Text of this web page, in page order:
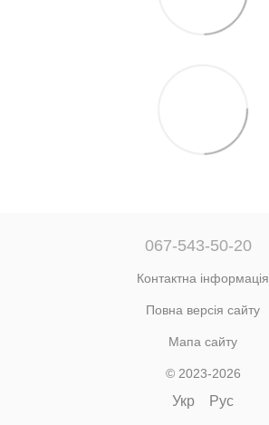
067-543-50-20
Контактна інформація
Повна версія сайту
Мапа сайту
© 2023-2026
Укр Рус